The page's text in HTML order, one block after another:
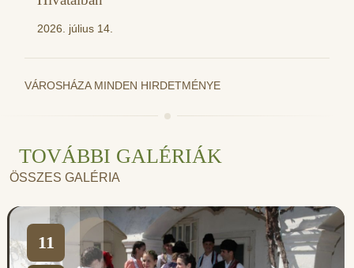
2026. július 14.
VÁROSHÁZA MINDEN HIRDETMÉNYE
TOVÁBBI GALÉRIÁK
ÖSSZES GALÉRIA
11